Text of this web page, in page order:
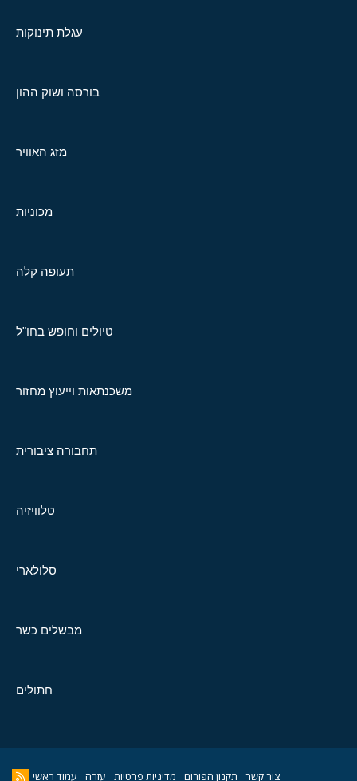
עגלת תינוקות
בורסה ושוק ההון
מזג האוויר
מכוניות
תעופה קלה
טיולים וחופש בחו"ל
משכנתאות וייעוץ מחזור
תחבורה ציבורית
טלוויזיה
סלולארי
מבשלים כשר
חתולים
צור קשר תקנון הפורום מדיניות פרטיות עזרה עמוד ראשי